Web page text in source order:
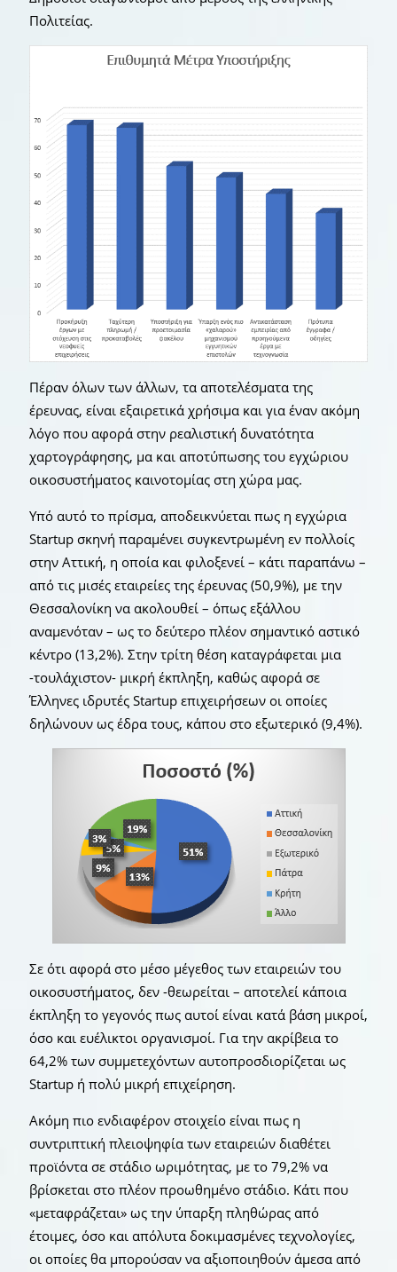
Πολιτείας.
Πέραν όλων των άλλων, τα αποτελέσματα της
έρευνας, είναι εξαιρετικά χρήσιμα και για έναν ακόμη
λόγο που αφορά στην ρεαλιστική δυνατότητα
χαρτογράφησης, μα και αποτύπωσης του εγχώριου
οικοσυστήματος καινοτομίας στη χώρα μας.
Υπό αυτό το πρίσμα, αποδεικνύεται πως η εγχώρια
Startup σκηνή παραμένει συγκεντρωμένη εν πολλοίς
στην Αττική, η οποία και φιλοξενεί – κάτι παραπάνω –
από τις μισές εταιρείες της έρευνας (50,9%), με την
Θεσσαλονίκη να ακολουθεί – όπως εξάλλου
αναμενόταν – ως το δεύτερο πλέον σημαντικό αστικό
κέντρο (13,2%). Στην τρίτη θέση καταγράφεται μια
-τουλάχιστον- μικρή έκπληξη, καθώς αφορά σε
Έλληνες ιδρυτές Startup επιχειρήσεων οι οποίες
δηλώνουν ως έδρα τους, κάπου στο εξωτερικό (9,4%).
Σε ότι αφορά στο μέσο μέγεθος των εταιρειών του
οικοσυστήματος, δεν -θεωρείται – αποτελεί κάποια
έκπληξη το γεγονός πως αυτοί είναι κατά βάση μικροί,
όσο και ευέλικτοι οργανισμοί. Για την ακρίβεια το
64,2% των συμμετεχόντων αυτοπροσδιορίζεται ως
Startup ή πολύ μικρή επιχείρηση.
Ακόμη πιο ενδιαφέρον στοιχείο είναι πως η
συντριπτική πλειοψηφία των εταιρειών διαθέτει
προϊόντα σε στάδιο ωριμότητας, με το 79,2% να
βρίσκεται στο πλέον προωθημένο στάδιο. Κάτι που
«μεταφράζεται» ως την ύπαρξη πληθώρας από
έτοιμες, όσο και απόλυτα δοκιμασμένες τεχνολογίες,
οι οποίες θα μπορούσαν να αξιοποιηθούν άμεσα από